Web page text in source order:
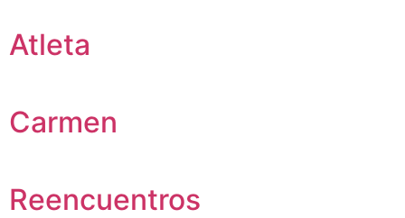
Atleta
Carmen
Reencuentros